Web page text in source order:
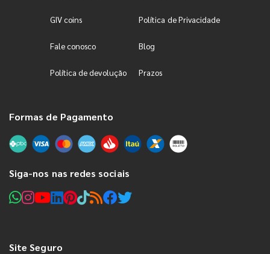
GIV coins Política de Privacidade
Fale conosco Blog
Política de devolução Prazos
Formas de Pagamento
Siga-nos nas redes sociais
Site Seguro